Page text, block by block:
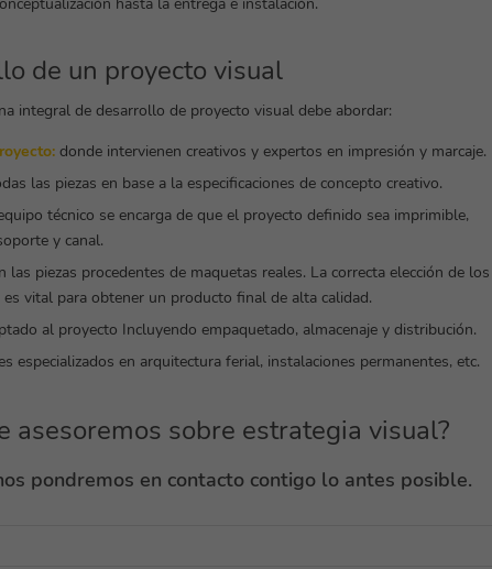
de un proyecto visual
integral de desarrollo de proyecto visual debe abordar:
donde intervienen creativos y expertos en impresión y marcaje.
las piezas en base a la especificaciones de concepto creativo.
técnico se encarga de que el proyecto definido sea imprimible,
y canal.
piezas procedentes de maquetas reales. La correcta elección de los
vital para obtener un producto final de alta calidad.
al proyecto Incluyendo empaquetado, almacenaje y distribución.
especializados en arquitectura ferial, instalaciones permanentes, etc.
asesoremos sobre estrategia visual?
pondremos en contacto contigo lo antes posible.